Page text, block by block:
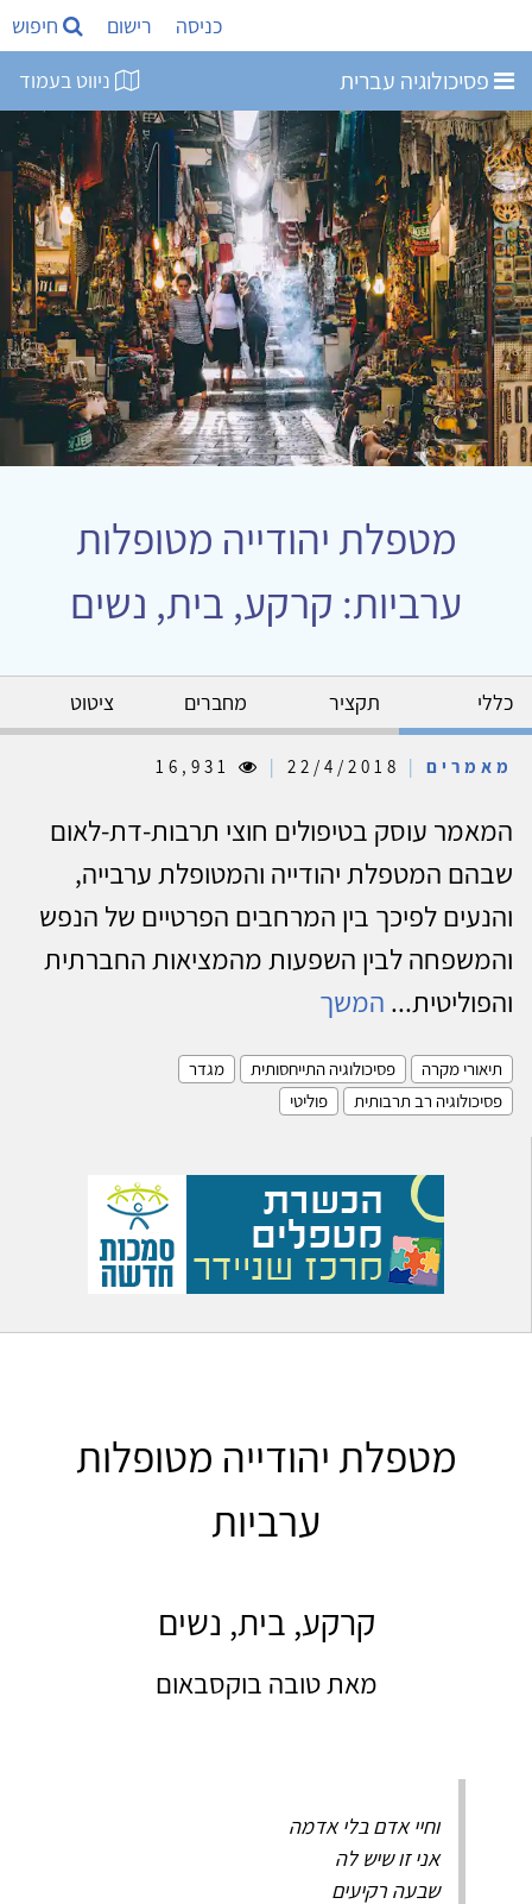
כניסה רישום חיפוש
פסיכולוגיה עברית ניווט בעמוד
מטפלת יהודייה מטופלות
ערביות: קרקע, בית, נשים
כללי תקציר מחברים ציטוט
מאמרים |
|
המאמר עוסק בטיפולים חוצי תרבות-דת-לאום
שבהם המטפלת יהודייה והמטופלת ערבייה,
והנעים לפיכך בין המרחבים הפרטיים של הנפש
והמשפחה לבין השפעות מהמציאות החברתית
והפוליטית... המשך
תיאורי מקרה פסיכולוגיה התייחסותית
מגדר
פסיכולוגיה רב תרבותית
פוליטי
מטפלת יהודייה מטופלות
ערביות
קרקע, בית, נשים
מאת טובה בוקסבאום
וחיי אדם בלי אדמה
אני זו שיש לה
שבעה רקיעים